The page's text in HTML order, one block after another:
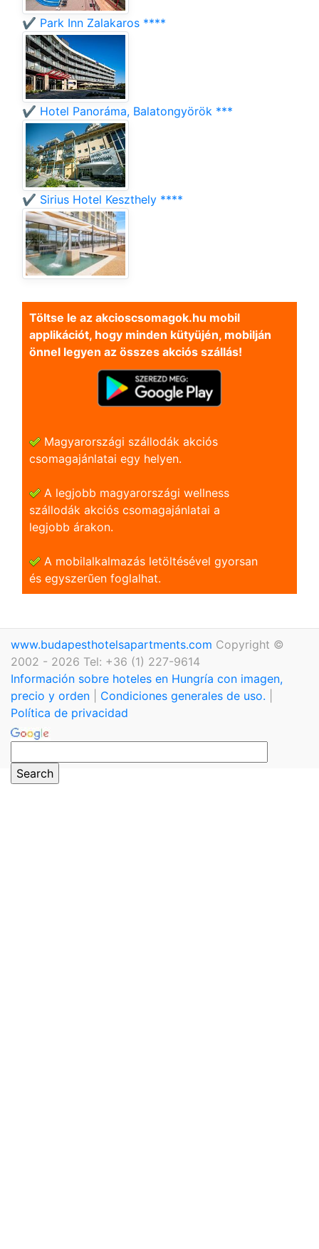
✔️ Park Inn Zalakaros ****
✔️ Hotel Panoráma, Balatongyörök ***
✔️ Sirius Hotel Keszthely ****
Töltse le az akcioscsomagok.hu mobil
applikációt, hogy minden kütyüjén, mobilján
önnel legyen az összes akciós szállás!
Magyarországi szállodák akciós
csomagajánlatai egy helyen.
A legjobb magyarországi wellness
szállodák akciós csomagajánlatai a
legjobb árakon.
A mobilalkalmazás letöltésével gyorsan
és egyszerũen foglalhat.
www.budapesthotelsapartments.com Copyright ©
2002 - 2026 Tel: +36 (1) 227-9614
Información sobre hoteles en Hungría con imagen,
precio y orden
Condiciones generales de uso.
Política de privacidad